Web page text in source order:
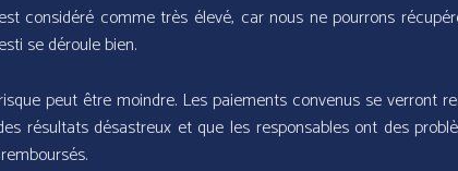
considéré comme très élevé, car nous ne pourrons
se déroule bien.
peut être moindre. Les paiements convenus se verront
résultats désastreux et que les responsables ont des